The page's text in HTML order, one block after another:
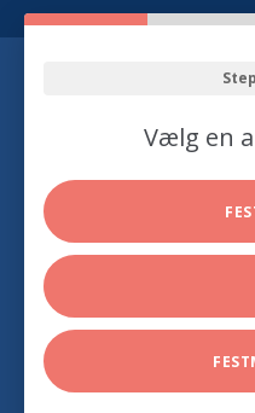
Vælg en